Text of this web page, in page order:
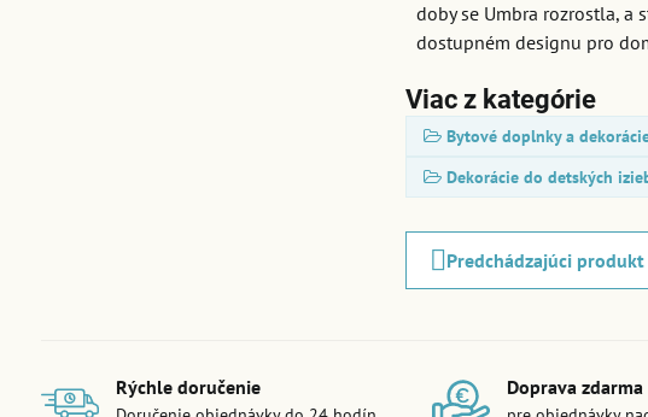
doby se Umbra rozrostla, a
dostupném designu pro
Viac z kategórie
Bytové doplnky a
Dekorácie do detských
Predchádzajúci produkt
Rýchle doručenie Doprava zdarma